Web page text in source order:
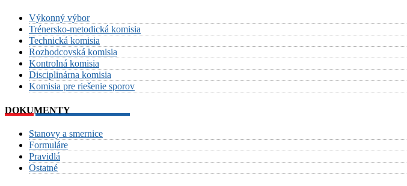
Výkonný výbor
Trénersko-metodická komisia
Technická komisia
Rozhodcovská komisia
Kontrolná komisia
Disciplinárna komisia
Komisia pre riešenie sporov
DOKUMENTY
Stanovy a smernice
Formuláre
Pravidlá
Ostatné